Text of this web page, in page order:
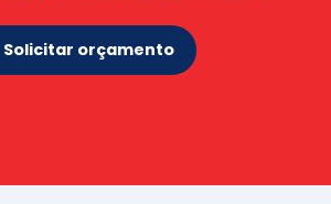
Solicitar orçamento